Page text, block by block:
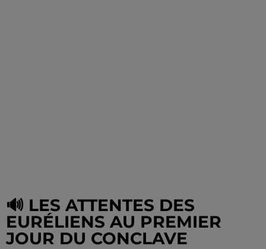
🔊 LES ATTENTES DES
EURÉLIENS AU PREMIER
JOUR DU CONCLAVE